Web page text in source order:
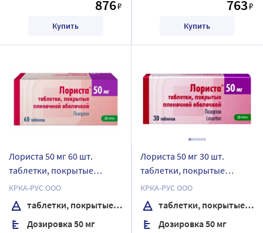
876₽
Купить
763₽
Купить
Лориста 50 мг 60 шт.
таблетки, покрытые
пленочной оболочкой
КРКА-РУС ООО
таблетки, покрытые пленочной оболочкой
Дозировка 50 мг
Лориста 50 мг 30 шт.
таблетки, покрытые
пленочной оболочкой
КРКА-РУС ООО
таблетки, покрытые пленочной оболочкой
Дозировка 50 мг